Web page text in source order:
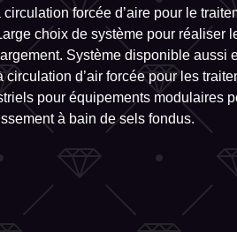
forcée d’aire pour le
choix de système pour réaliser
Système disponible aussi
circulation d’air forcée pour les
pour équipements modulaires
à bain de sels fondus.